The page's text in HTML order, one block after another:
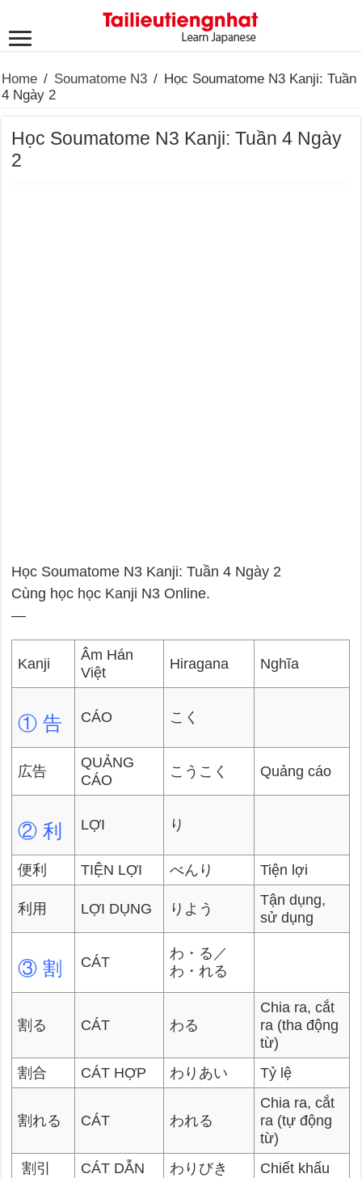
Home / Soumatome N3 / Học Soumatome N3 Kanji: Tuần
4 Ngày 2
Học Soumatome N3 Kanji: Tuần 4 Ngày
2
Học Soumatome N3 Kanji: Tuần 4 Ngày 2
Cùng học học Kanji N3 Online.
—
Kanji
Âm Hán
Việt
Hiragana Nghĩa
① 告 CÁO こく
広告
QUẢNG
CÁO
こうこく Quảng cáo
② 利 LỢI り
便利 TIỆN LỢI べんり Tiện lợi
利用 LỢI DỤNG りよう
Tận dụng,
sử dụng
③ 割 CÁT
わ・る／
わ・れる
割る CÁT わる
Chia ra, cắt
ra (tha động
từ)
割合
CÁT HỢP わりあい Tỷ lệ
割れる CÁT われる
Chia ra, cắt
ra (tự động
từ)
割引
CÁT DẪN わりびき Chiết khấu